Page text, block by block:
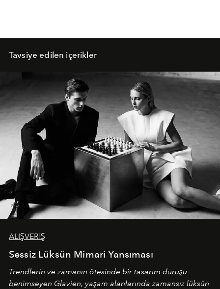
Tavsiye edilen içerikler
ALIŞVERİŞ
Sessiz Lüksün Mimari Yansıması
Trendlerin ve zamanın ötesinde bir tasarım duruşu
benimseyen Glavien, yaşam alanlarında zamansız lüksün